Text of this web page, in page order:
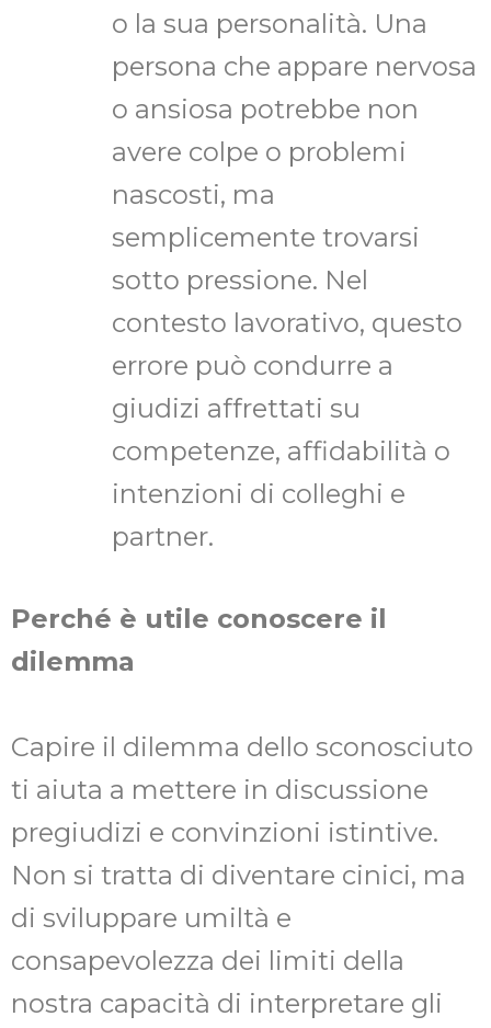
o la sua personalità. Una
persona che appare nervosa
o ansiosa potrebbe non
avere colpe o problemi
nascosti, ma
semplicemente trovarsi
sotto pressione. Nel
contesto lavorativo, questo
errore può condurre a
giudizi affrettati su
competenze, affidabilità o
intenzioni di colleghi e
partner.
Perché è utile conoscere il
dilemma
Capire il dilemma dello sconosciuto
ti aiuta a mettere in discussione
pregiudizi e convinzioni istintive.
Non si tratta di diventare cinici, ma
di sviluppare umiltà e
consapevolezza dei limiti della
nostra capacità di interpretare gli